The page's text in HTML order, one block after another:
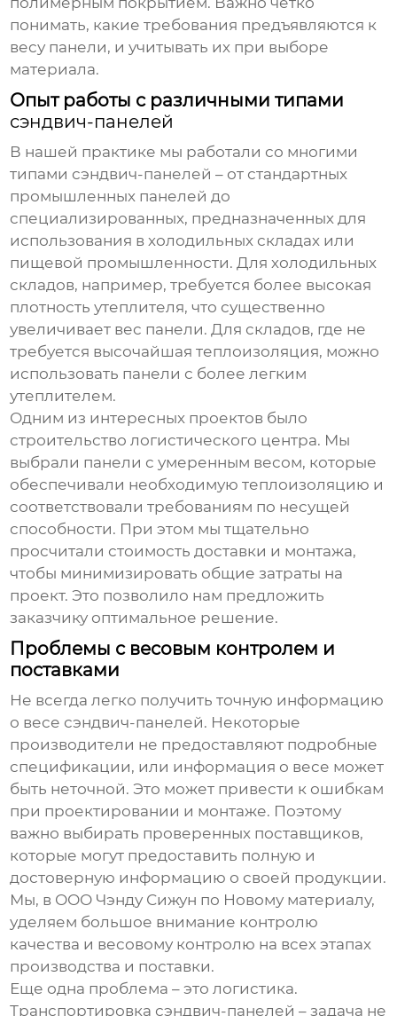
понимать, какие требования предъявляются к
весу панели, и учитывать их при выборе
материала.
Опыт работы с различными типами
сэндвич-панелей
В нашей практике мы работали со многими
типами сэндвич-панелей – от стандартных
промышленных панелей до
специализированных, предназначенных для
использования в холодильных складах или
пищевой промышленности. Для холодильных
складов, например, требуется более высокая
плотность утеплителя, что существенно
увеличивает вес панели. Для складов, где не
требуется высочайшая теплоизоляция, можно
использовать панели с более легким
утеплителем.
Одним из интересных проектов было
строительство логистического центра. Мы
выбрали панели с умеренным весом, которые
обеспечивали необходимую теплоизоляцию и
соответствовали требованиям по несущей
способности. При этом мы тщательно
просчитали стоимость доставки и монтажа,
чтобы минимизировать общие затраты на
проект. Это позволило нам предложить
заказчику оптимальное решение.
Проблемы с весовым контролем и
поставками
Не всегда легко получить точную информацию
о весе сэндвич-панелей. Некоторые
производители не предоставляют подробные
спецификации, или информация о весе может
быть неточной. Это может привести к ошибкам
при проектировании и монтаже. Поэтому
важно выбирать проверенных поставщиков,
которые могут предоставить полную и
достоверную информацию о своей продукции.
Мы, в ООО Чэнду Сижун по Новому материалу,
уделяем большое внимание контролю
качества и весовому контролю на всех этапах
производства и поставки.
Еще одна проблема – это логистика.
Транспортировка сэндвич-панелей – задача не